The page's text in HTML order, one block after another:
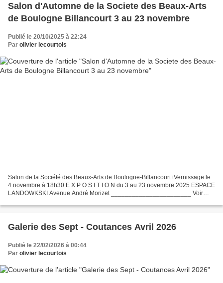
Salon d'Automne de la Societe des Beaux-Arts
de Boulogne Billancourt 3 au 23 novembre
Publié le 20/10/2025 à 22:24
Par olivier lecourtois
Salon de la Société des Beaux-Arts de Boulogne-Billancourt tVernissage le
4 novembre à 18h30 E X P O S I T I O N du 3 au 23 novembre 2025 ESPACE
LANDOWKSKI Avenue André Morizet _______________________ Voir
Galerie des Sept - Coutances Avril 2026
Publié le 22/02/2026 à 00:44
Par olivier lecourtois